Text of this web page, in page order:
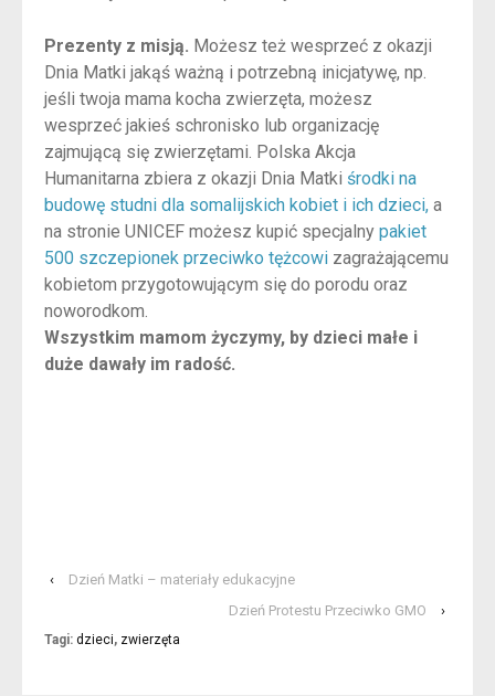
Prezenty z misją. Możesz też wesprzeć z okazji
Dnia Matki jakąś ważną i potrzebną inicjatywę, np.
jeśli twoja mama kocha zwierzęta, możesz
wesprzeć jakieś schronisko lub organizację
zajmującą się zwierzętami. Polska Akcja
Humanitarna zbiera z okazji Dnia Matki środki na
budowę studni dla somalijskich kobiet i ich dzieci, a
na stronie UNICEF możesz kupić specjalny pakiet
500 szczepionek przeciwko tężcowi zagrażającemu
kobietom przygotowującym się do porodu oraz
noworodkom.
Wszystkim mamom życzymy, by dzieci małe i
duże dawały im radość.
‹
Dzień Matki – materiały edukacyjne
Dzień Protestu Przeciwko GMO
›
Tagi: dzieci, zwierzęta